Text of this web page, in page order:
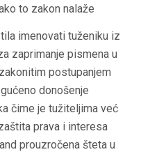
to zakon nalaže
imenovati tuženiku iz
zaprimanje pismena u
postupanjem
donošenje
čime je tužiteljima već
prava i interesa
prouzročena šteta u